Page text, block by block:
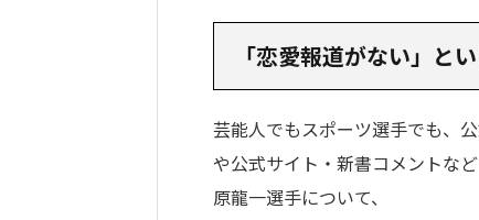
「恋愛報道がない」と
芸能人でもスポーツ選手でも、
や公式サイト・新書コメントな
原龍一選手について、